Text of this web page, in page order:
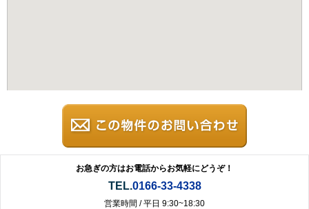
お急ぎの方はお電話からお気軽にどうぞ！
TEL.0166-33-4338
営業時間 / 平日 9:30~18:30